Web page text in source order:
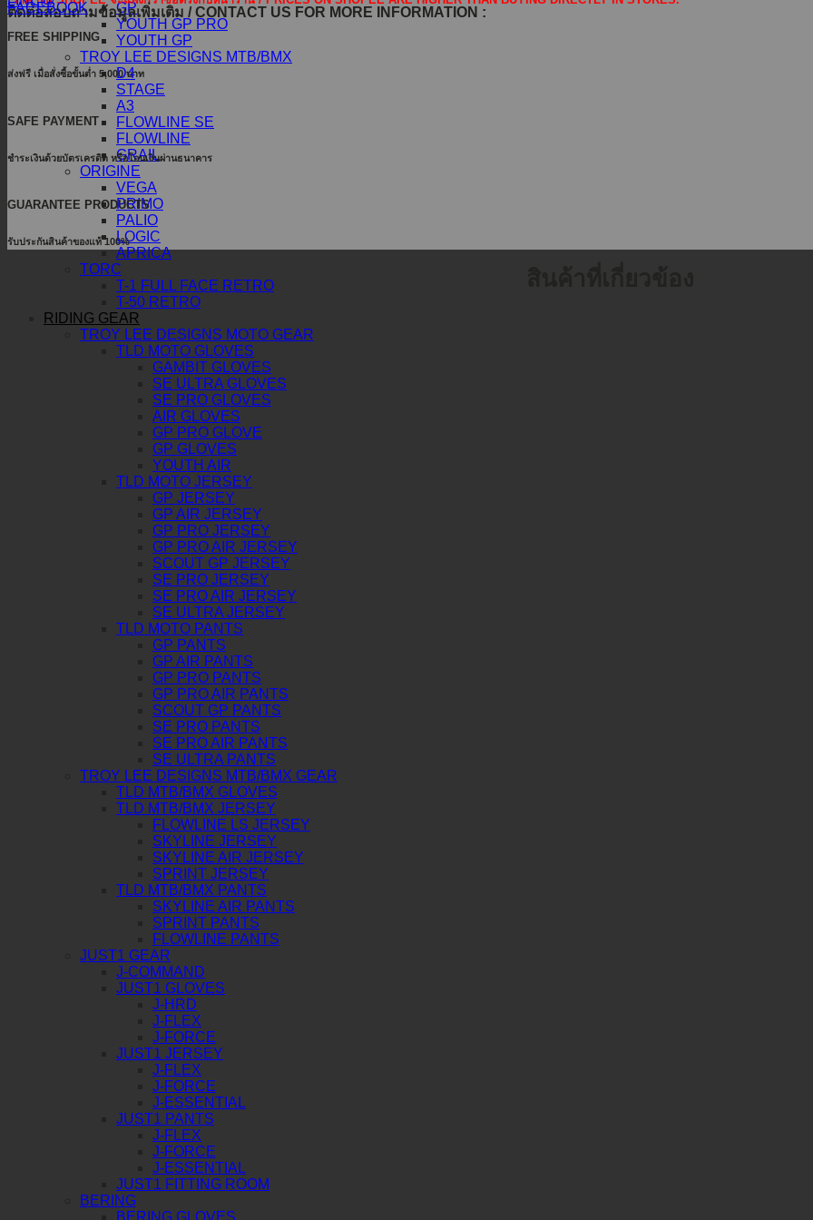
GP
YOUTH GP PRO
YOUTH GP
TROY LEE DESIGNS MTB/BMX
D4
STAGE
A3
FLOWLINE SE
FLOWLINE
GRAIL
ORIGINE
VEGA
PRIMO
PALIO
LOGIC
APRICA
TORC
T-1 FULL FACE RETRO
T-50 RETRO
RIDING GEAR
TROY LEE DESIGNS MOTO GEAR
TLD MOTO GLOVES
GAMBIT GLOVES
SE ULTRA GLOVES
SE PRO GLOVES
AIR GLOVES
GP PRO GLOVE
GP GLOVES
YOUTH AIR
TLD MOTO JERSEY
GP JERSEY
GP AIR JERSEY
GP PRO JERSEY
GP PRO AIR JERSEY
SCOUT GP JERSEY
SE PRO JERSEY
SE PRO AIR JERSEY
SE ULTRA JERSEY
TLD MOTO PANTS
GP PANTS
GP AIR PANTS
GP PRO PANTS
GP PRO AIR PANTS
SCOUT GP PANTS
SE PRO PANTS
SE PRO AIR PANTS
SE ULTRA PANTS
TROY LEE DESIGNS MTB/BMX GEAR
TLD MTB/BMX GLOVES
TLD MTB/BMX JERSEY
FLOWLINE LS JERSEY
SKYLINE JERSEY
SKYLINE AIR JERSEY
SPRINT JERSEY
TLD MTB/BMX PANTS
SKYLINE AIR PANTS
SPRINT PANTS
FLOWLINE PANTS
JUST1 GEAR
J-COMMAND
JUST1 GLOVES
J-HRD
J-FLEX
J-FORCE
JUST1 JERSEY
J-FLEX
J-FORCE
J-ESSENTIAL
JUST1 PANTS
J-FLEX
J-FORCE
J-ESSENTIAL
JUST1 FITTING ROOM
BERING
BERING GLOVES
ติดต่อสอบถามข้อมูลเพิ่มเติม / CONTACT US FOR MORE INFORMATION :
FACEBOOK
FREE SHIPPING
ส่งฟรี เมื่อสั่งซื้อขั้นต่ำ 5,000 บาท
SAFE PAYMENT
ชำระเงินด้วยบัตรเครดิต หรือโอนเงินผ่านธนาคาร
GUARANTEE PRODUCTS
รับประกันสินค้าของแท้ 100%